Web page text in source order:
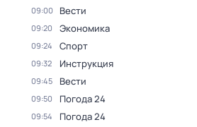
09:00 Вести
09:20 Экономика
09:24 Спорт
09:32 Инструкция
09:45 Вести
09:50 Погода 24
09:54 Погода 24